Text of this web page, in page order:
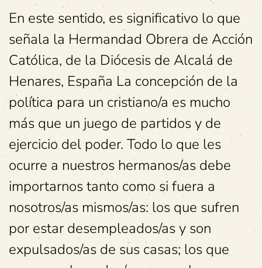
En este sentido, es significativo lo que
señala la Hermandad Obrera de Acción
Católica, de la Diócesis de Alcalá de
Henares, España La concepción de la
política para un cristiano/a es mucho
más que un juego de partidos y de
ejercicio del poder. Todo lo que les
ocurre a nuestros hermanos/as debe
importarnos tanto como si fuera a
nosotros/as mismos/as: los que sufren
por estar desempleados/as y son
expulsados/as de sus casas; los que